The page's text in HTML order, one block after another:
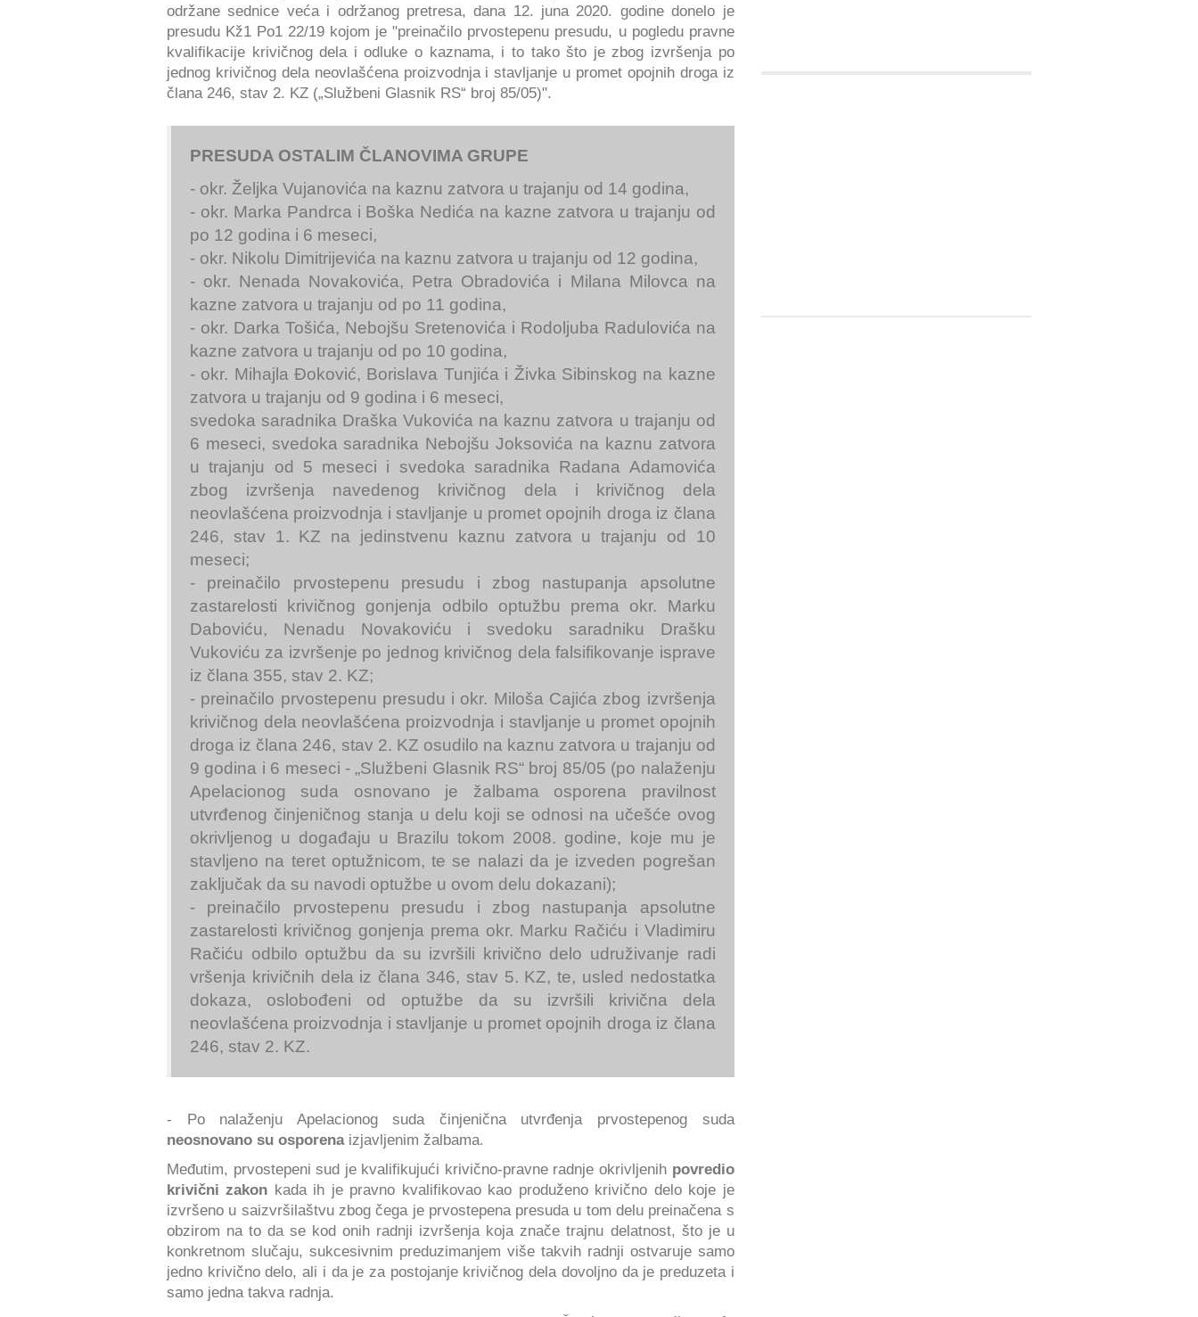
održane sednice veća i održanog pretresa, dana 12. juna 2020. godine donelo je
presudu Kž1 Po1 22/19 kojom je "preinačilo prvostepenu presudu, u pogledu pravne
kvalifikacije krivičnog dela i odluke o kaznama, i to tako što je zbog izvršenja po
jednog krivičnog dela neovlašćena proizvodnja i stavljanje u promet opojnih droga iz
člana 246, stav 2. KZ („Službeni Glasnik RS“ broj 85/05)".
PRESUDA OSTALIM ČLANOVIMA GRUPE
- okr. Željka Vujanovića na kaznu zatvora u trajanju od 14 godina,
- okr. Marka Pandrca i Boška Nedića na kazne zatvora u trajanju od
po 12 godina i 6 meseci,
- okr. Nikolu Dimitrijevića na kaznu zatvora u trajanju od 12 godina,
- okr. Nenada Novakovića, Petra Obradovića i Milana Milovca na
kazne zatvora u trajanju od po 11 godina,
- okr. Darka Tošića, Nebojšu Sretenovića i Rodoljuba Radulovića na
kazne zatvora u trajanju od po 10 godina,
- okr. Mihajla Đoković, Borislava Tunjića i Živka Sibinskog na kazne
zatvora u trajanju od 9 godina i 6 meseci,
svedoka saradnika Draška Vukovića na kaznu zatvora u trajanju od
6 meseci, svedoka saradnika Nebojšu Joksovića na kaznu zatvora
u trajanju od 5 meseci i svedoka saradnika Radana Adamovića
zbog izvršenja navedenog krivičnog dela i krivičnog dela
neovlašćena proizvodnja i stavljanje u promet opojnih droga iz člana
246, stav 1. KZ na jedinstvenu kaznu zatvora u trajanju od 10
meseci;
- preinačilo prvostepenu presudu i zbog nastupanja apsolutne
zastarelosti krivičnog gonjenja odbilo optužbu prema okr. Marku
Daboviću, Nenadu Novakoviću i svedoku saradniku Drašku
Vukoviću za izvršenje po jednog krivičnog dela falsifikovanje isprave
iz člana 355, stav 2. KZ;
- preinačilo prvostepenu presudu i okr. Miloša Cajića zbog izvršenja
krivičnog dela neovlašćena proizvodnja i stavljanje u promet opojnih
droga iz člana 246, stav 2. KZ osudilo na kaznu zatvora u trajanju od
9 godina i 6 meseci - „Službeni Glasnik RS“ broj 85/05 (po nalaženju
Apelacionog suda osnovano je žalbama osporena pravilnost
utvrđenog činjeničnog stanja u delu koji se odnosi na učešće ovog
okrivljenog u događaju u Brazilu tokom 2008. godine, koje mu je
stavljeno na teret optužnicom, te se nalazi da je izveden pogrešan
zaključak da su navodi optužbe u ovom delu dokazani);
- preinačilo prvostepenu presudu i zbog nastupanja apsolutne
zastarelosti krivičnog gonjenja prema okr. Marku Račiću i Vladimiru
Račiću odbilo optužbu da su izvršili krivično delo udruživanje radi
vršenja krivičnih dela iz člana 346, stav 5. KZ, te, usled nedostatka
dokaza, oslobođeni od optužbe da su izvršili krivična dela
neovlašćena proizvodnja i stavljanje u promet opojnih droga iz člana
246, stav 2. KZ.
- Po nalaženju Apelacionog suda činjenična utvrđenja prvostepenog suda
neosnovano su osporenaizjavljenim žalbama.
Međutim, prvostepeni sud je kvalifikujući krivično-pravne radnje okrivljenih povredio
krivični zakon kada ih je pravno kvalifikovao kao produženo krivično delo koje je
izvršeno u saizvršilaštvu zbog čega je prvostepena presuda u tom delu preinačena s
obzirom na to da se kod onih radnji izvršenja koja znače trajnu delatnost, što je u
konkretnom slučaju, sukcesivnim preduzimanjem više takvih radnji ostvaruje samo
jedno krivično delo, ali i da je za postojanje krivičnog dela dovoljno da je preduzeta i
samo jedna takva radnja.